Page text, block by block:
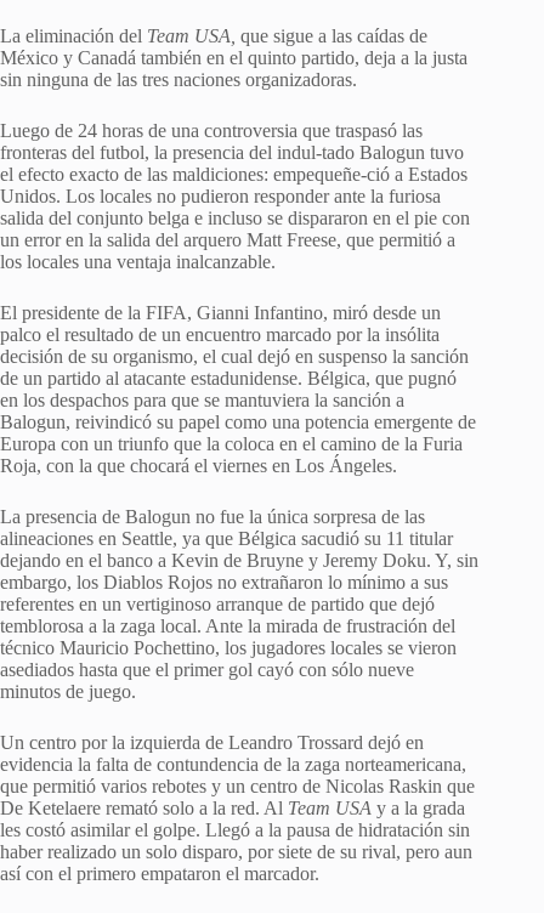
La eliminación del Team USA, que sigue a las caídas de
México y Canadá también en el quinto partido, deja a la justa
sin ninguna de las tres naciones organizadoras.
Luego de 24 horas de una controversia que traspasó las
fronteras del futbol, la presencia del indul-tado Balogun tuvo
el efecto exacto de las maldiciones: empequeñe-ció a Estados
Unidos. Los locales no pudieron responder ante la furiosa
salida del conjunto belga e incluso se dispararon en el pie con
un error en la salida del arquero Matt Freese, que permitió a
los locales una ventaja inalcanzable.
El presidente de la FIFA, Gianni Infantino, miró desde un
palco el resultado de un encuentro marcado por la insólita
decisión de su organismo, el cual dejó en suspenso la sanción
de un partido al atacante estadunidense. Bélgica, que pugnó
en los despachos para que se mantuviera la sanción a
Balogun, reivindicó su papel como una potencia emergente de
Europa con un triunfo que la coloca en el camino de la Furia
Roja, con la que chocará el viernes en Los Ángeles.
La presencia de Balogun no fue la única sorpresa de las
alineaciones en Seattle, ya que Bélgica sacudió su 11 titular
dejando en el banco a Kevin de Bruyne y Jeremy Doku. Y, sin
embargo, los Diablos Rojos no extrañaron lo mínimo a sus
referentes en un vertiginoso arranque de partido que dejó
temblorosa a la zaga local. Ante la mirada de frustración del
técnico Mauricio Pochettino, los jugadores locales se vieron
asediados hasta que el primer gol cayó con sólo nueve
minutos de juego.
Un centro por la izquierda de Leandro Trossard dejó en
evidencia la falta de contundencia de la zaga norteamericana,
que permitió varios rebotes y un centro de Nicolas Raskin que
De Ketelaere remató solo a la red. Al Team USA y a la grada
les costó asimilar el golpe. Llegó a la pausa de hidratación sin
haber realizado un solo disparo, por siete de su rival, pero aun
así con el primero empataron el marcador.